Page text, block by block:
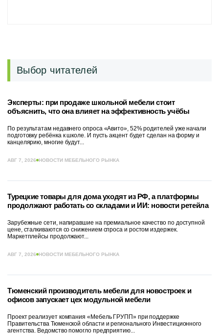
Выбор читателей
Эксперты: при продаже школьной мебели стоит
объяснить, что она влияет на эффективность учёбы
По результатам недавнего опроса «Авито», 52% родителей уже начали
подготовку ребёнка к школе. И пусть акцент будет сделан на форму и
канцелярию, многие будут...
АВГ 7, 2026 НОВОСТИ МЕБЕЛЬНОГО РЫНКА
Турецкие товары для дома уходят из РФ, а платформы
продолжают работать со складами и ИИ: новости ретейла
Зарубежные сети, напиравшие на премиальное качество по доступной
цене, сталкиваются со снижением спроса и ростом издержек.
Маркетплейсы продолжают...
АВГ 7, 2026 НОВОСТИ МЕБЕЛЬНОГО РЫНКА
Тюменский производитель мебели для новостроек и
офисов запускает цех модульной мебели
Проект реализует компания «Мебель ГРУПП» при поддержке
Правительства Тюменской области и регионального Инвестиционного
агентства. Ведомство помогло предприятию...